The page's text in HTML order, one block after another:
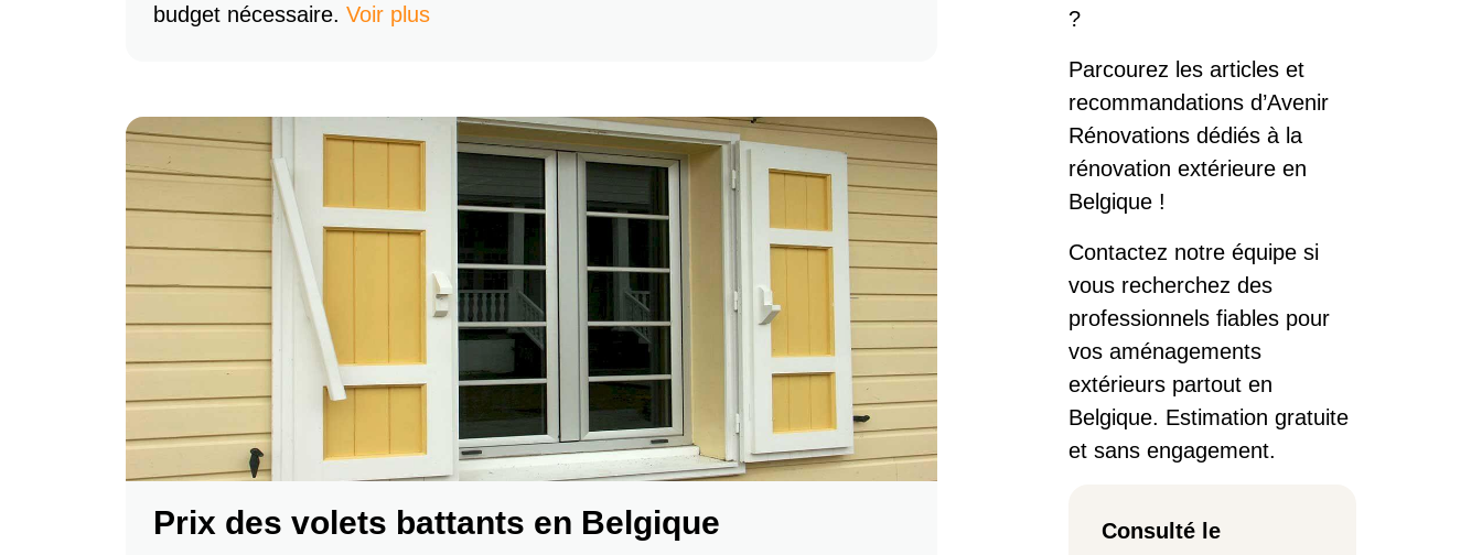
budget nécessaire. Voir plus
Prix des volets battants en Belgique
?
Parcourez les articles et
recommandations d’Avenir
Rénovations dédiés à la
rénovation extérieure en
Belgique !
Contactez notre équipe si
vous recherchez des
professionnels fiables pour
vos aménagements
extérieurs partout en
Belgique. Estimation gratuite
et sans engagement.
Consulté le